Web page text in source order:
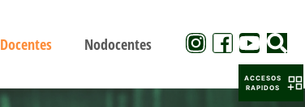
Docentes Nodocentes
ACCESOS
RAPIDOS